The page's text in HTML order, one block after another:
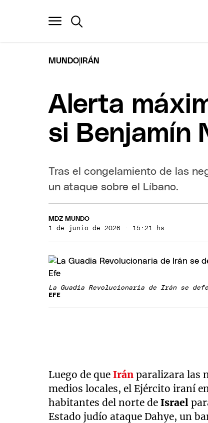
MUNDO IRÁN
Alerta
si Benjamín
Tras el congelamiento de las
un ataque sobre el Líbano.
MDZ MUNDO
1 de junio de 2026 · 15:21 hs
La Guadia Revolucionaria de Irán se
EFE
Luego de queIránparalizara las
medios locales, el Ejército iraní
habitantes del norte deIsrael
Estado judío ataque Dahye, un